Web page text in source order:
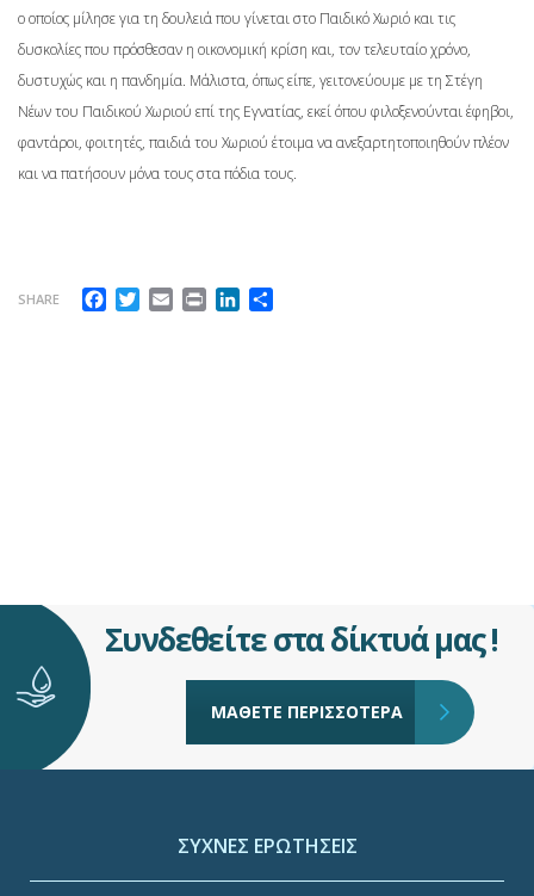
ο οποίος μίλησε για τη δουλειά που γίνεται στο Παιδικό Χωριό και τις
δυσκολίες που πρόσθεσαν η οικονομική κρίση και, τον τελευταίο χρόνο,
δυστυχώς και η πανδημία. Μάλιστα, όπως είπε, γειτονεύουμε με τη Στέγη
Νέων του Παιδικού Χωριού επί της Εγνατίας, εκεί όπου φιλοξενούνται έφηβοι,
φαντάροι, φοιτητές, παιδιά του Χωριού έτοιμα να ανεξαρτητοποιηθούν πλέον
και να πατήσουν μόνα τους στα πόδια τους.
SHARE Facebook
Twitter
EmailPrintLinkedIn
Συνδεθείτε στα δίκτυά μας !
ΜΑΘΕΤΕ ΠΕΡΙΣΣΟΤΕΡΑ
ΣΥΧΝΕΣ ΕΡΩΤΗΣΕΙΣ